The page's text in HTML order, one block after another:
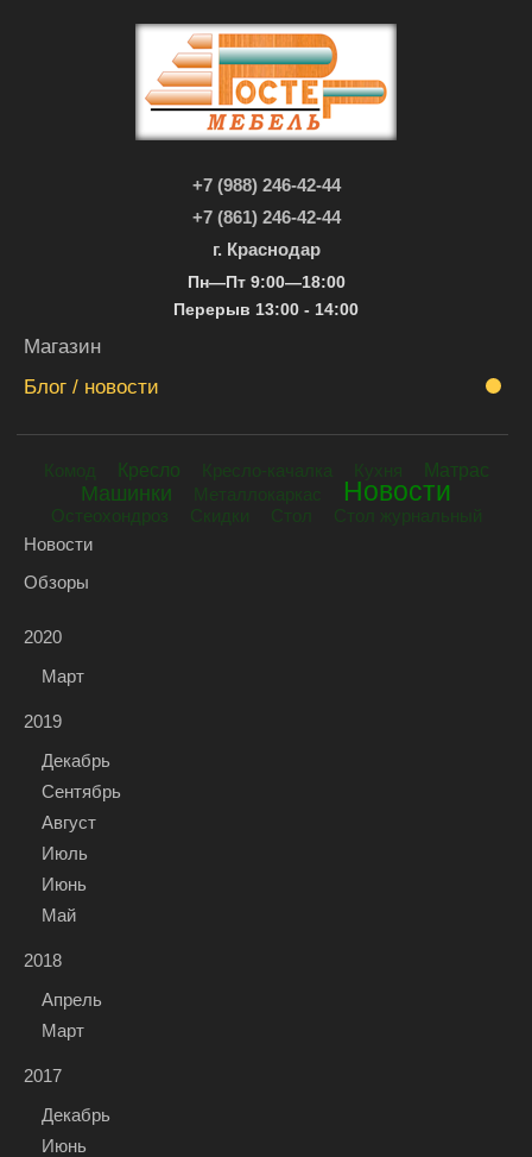
+7 (988) 246-42-44
+7 (861) 246-42-44
г. Краснодар
Пн—Пт 9:00—18:00
Перерыв 13:00 - 14:00
Магазин
Блог / новости
Комод Кресло Кресло-качалка Кухня Матрас
Машинки Металлокаркас Новости
Остеохондроз Скидки Стол
Стол журнальный
Новости
Обзоры
2020
Март
2019
Декабрь
Сентябрь
Август
Июль
Июнь
Май
2018
Апрель
Март
2017
Декабрь
Июнь